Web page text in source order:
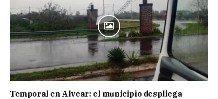
Temporal en Alvear: el municipio despliega